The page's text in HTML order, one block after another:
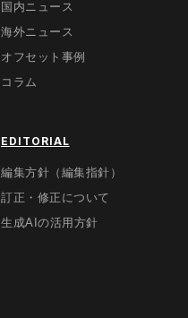
国内ニュース
海外ニュース
オフセット事例
コラム
EDITORIAL
編集方針（編集指針）
訂正・修正について
生成AIの活用方針